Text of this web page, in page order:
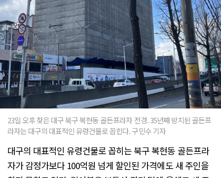
23일 오후 찾은 대구 북구 복현동 골든프라자 전경. 35년째 방치된 골든프
라자는 대구의 대표적인 유령건물로 꼽힌다. 구민수 기자
대구의 대표적인 유령건물로 꼽히는 북구 복현동 골든프라
자가 감정가보다 100억원 넘게 할인된 가격에도 새 주인을